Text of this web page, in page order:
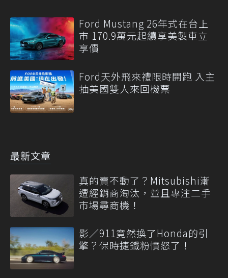
Ford Mustang 26年式在台上
市 170.9萬元起續享美製車立
享價
Ford天外飛來禮限時開跑 入主
抽美國雙人來回機票
最新文章
真的賣不動了？Mitsubishi漸
遭經銷商淘汰，並且專注二手
市場尋商機！
影／911竟然換了Honda的引
擎？保時捷鐵粉憤怒了！